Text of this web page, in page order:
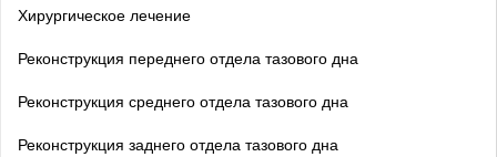
Хирургическое лечение
Реконструкция переднего отдела тазового дна
Реконструкция среднего отдела тазового дна
Реконструкция заднего отдела тазового дна